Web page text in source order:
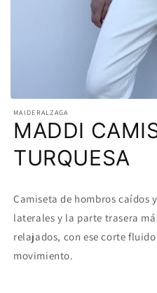
MAIDERALZAGA
MADDI
TURQUESA
Camiseta de hombros caídos
laterales y la parte trasera
relajados, con ese corte
movimiento.